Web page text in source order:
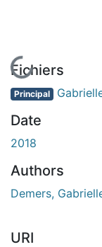
En cours de
Fichiers
Principal
Date
2018
Authors
Demers,
URI